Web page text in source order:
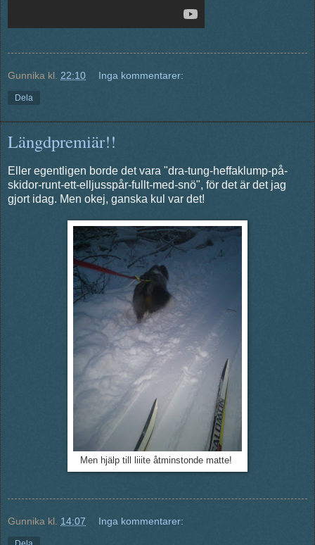
Gunnika kl. 22:10 Inga kommentarer:
Dela
Längdpremiär!!
Eller egentligen borde det vara "dra-tung-heffaklump-på-
skidor-runt-ett-elljusspår-fullt-med-snö", för det är det jag
gjort idag. Men okej, ganska kul var det!
Men hjälp till liiite åtminstonde matte!
Gunnika kl. 14:07 Inga kommentarer: